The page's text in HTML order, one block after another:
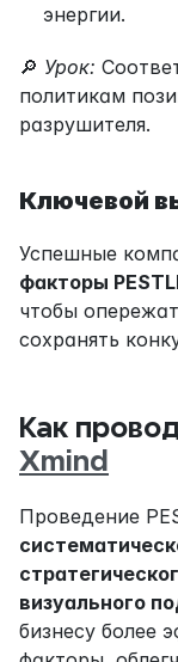
энергии.
🔎 Урок:
политикам
разрушителя.
Ключевой
Успешные
факторы
чтобы
сохранять
Xmind
визуального
бизнесу более